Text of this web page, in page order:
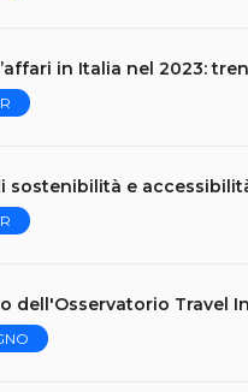
in Italia nel 2023:
sostenibilità e
dell'Osservatorio Travel